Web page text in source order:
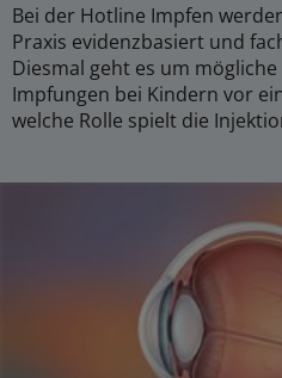
Bei der Hotline Impfen
Praxis evidenzbasiert und
Diesmal geht es um
Impfungen bei Kindern vor
welche Rolle spielt die